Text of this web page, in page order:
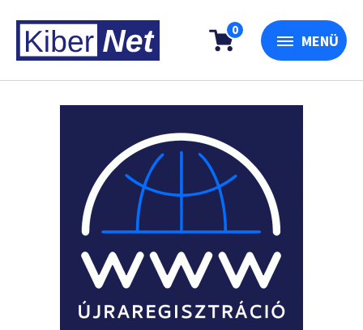
0
MENÜ